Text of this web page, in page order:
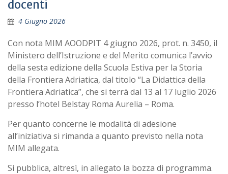
docenti
4 Giugno 2026
Con nota MIM AOODPIT 4 giugno 2026, prot. n. 3450, il
Ministero dell’Istruzione e del Merito comunica l’avvio
della sesta edizione della Scuola Estiva per la Storia
della Frontiera Adriatica, dal titolo “La Didattica della
Frontiera Adriatica”, che si terrà dal 13 al 17 luglio 2026
presso l’hotel Belstay Roma Aurelia – Roma.
Per quanto concerne le modalità di adesione
all’iniziativa si rimanda a quanto previsto nella nota
MIM allegata.
Si pubblica, altresì, in allegato la bozza di programma.